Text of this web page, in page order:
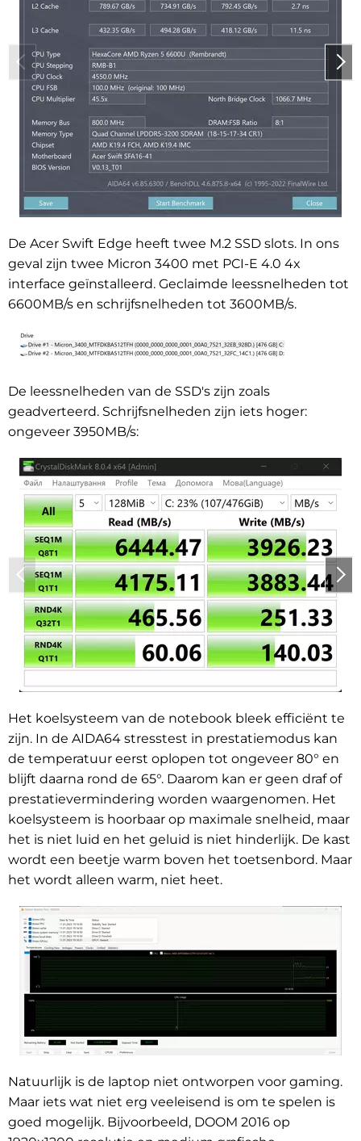
De Acer Swift Edge heeft twee M.2 SSD slots. In ons
geval zijn twee Micron 3400 met PCI-E 4.0 4x
interface geïnstalleerd. Geclaimde leessnelheden tot
6600MB/s en schrijfsnelheden tot 3600MB/s.
De leessnelheden van de SSD's zijn zoals
geadverteerd. Schrijfsnelheden zijn iets hoger:
ongeveer 3950MB/s:
Het koelsysteem van de notebook bleek efficiënt te
zijn. In de AIDA64 stresstest in prestatiemodus kan
de temperatuur eerst oplopen tot ongeveer 80° en
blijft daarna rond de 65°. Daarom kan er geen draf of
prestatievermindering worden waargenomen. Het
koelsysteem is hoorbaar op maximale snelheid, maar
het is niet luid en het geluid is niet hinderlijk. De kast
wordt een beetje warm boven het toetsenbord. Maar
het wordt alleen warm, niet heet.
Natuurlijk is de laptop niet ontworpen voor gaming.
Maar iets wat niet erg veeleisend is om te spelen is
goed mogelijk. Bijvoorbeeld, DOOM 2016 op